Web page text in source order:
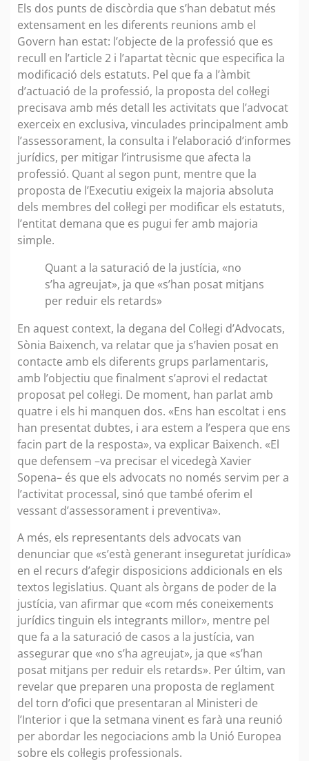
Els dos punts de discòrdia que s’han debatut més
extensament en les diferents reunions amb el
Govern han estat: l’objecte de la professió que es
recull en l’article 2 i l’apartat tècnic que especifica la
modificació dels estatuts. Pel que fa a l’àmbit
d’actuació de la professió, la proposta del col·legi
precisava amb més detall les activitats que l’advocat
exerceix en exclusiva, vinculades principalment amb
l’assessorament, la consulta i l’elaboració d’informes
jurídics, per mitigar l’intrusisme que afecta la
professió. Quant al segon punt, mentre que la
proposta de l’Executiu exigeix la majoria absoluta
dels membres del col·legi per modificar els estatuts,
l’entitat demana que es pugui fer amb majoria
simple.
Quant a la saturació de la justícia, «no
s’ha agreujat», ja que «s’han posat mitjans
per reduir els retards»
En aquest context, la degana del Col·legi d’Advocats,
Sònia Baixench, va relatar que ja s’havien posat en
contacte amb els diferents grups parlamentaris,
amb l’objectiu que finalment s’aprovi el redactat
proposat pel col·legi. De moment, han parlat amb
quatre i els hi manquen dos. «Ens han escoltat i ens
han presentat dubtes, i ara estem a l’espera que ens
facin part de la resposta», va explicar Baixench. «El
que defensem –va precisar el vicedegà Xavier
Sopena– és que els advocats no només servim per a
l’activitat processal, sinó que també oferim el
vessant d’assessorament i preventiva».
A més, els representants dels advocats van
denunciar que «s’està generant inseguretat jurídica»
en el recurs d’afegir disposicions addicionals en els
textos legislatius. Quant als òrgans de poder de la
justícia, van afirmar que «com més coneixements
jurídics tinguin els integrants millor», mentre pel
que fa a la saturació de casos a la justícia, van
assegurar que «no s’ha agreujat», ja que «s’han
posat mitjans per reduir els retards». Per últim, van
revelar que preparen una proposta de reglament
del torn d’ofici que presentaran al Ministeri de
l’Interior i que la setmana vinent es farà una reunió
per abordar les negociacions amb la Unió Europea
sobre els col·legis professionals.